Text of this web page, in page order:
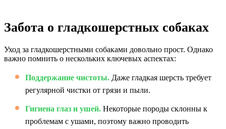
Забота о гладкошерстных собаках
Уход за гладкошерстными собаками довольно прост. Однако
важно помнить о нескольких ключевых аспектах:
Поддержание чистоты. Даже гладкая шерсть требует
регулярной чистки от грязи и пыли.
Гигиена глаз и ушей. Некоторые породы склонны к
проблемам с ушами, поэтому важно проводить